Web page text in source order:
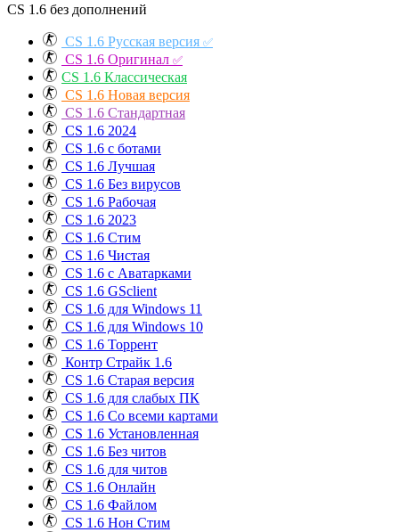
CS 1.6 без дополнений
CS 1.6 Русская версия ✅
CS 1.6 Оригинал ✅
CS 1.6 Классическая
CS 1.6 Новая версия
CS 1.6 Стандартная
CS 1.6 2024
CS 1.6 с ботами
CS 1.6 Лучшая
CS 1.6 Без вирусов
CS 1.6 Рабочая
CS 1.6 2023
CS 1.6 Стим
CS 1.6 Чистая
CS 1.6 с Аватарками
CS 1.6 GSclient
CS 1.6 для Windows 11
CS 1.6 для Windows 10
CS 1.6 Торрент
Контр Страйк 1.6
CS 1.6 Старая версия
CS 1.6 для слабых ПК
CS 1.6 Со всеми картами
CS 1.6 Установленная
CS 1.6 Без читов
CS 1.6 для читов
CS 1.6 Онлайн
CS 1.6 Файлом
CS 1.6 Нон Стим